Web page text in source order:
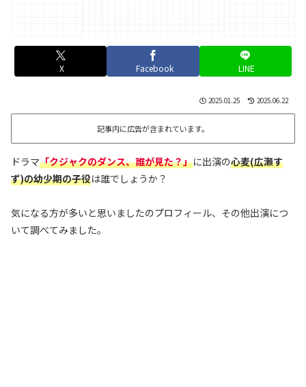
X Facebook LINE
2025.01.25 2025.06.22
記事内に広告が含まれています。
ドラマ「クジャクのダンス、誰が見た？」に出演の心麦(広瀬す
ず)の幼少期の子役は誰でしょうか？
気になる方が多いと思いましたのプロフィール、その他出演につ
いて調べてみました。